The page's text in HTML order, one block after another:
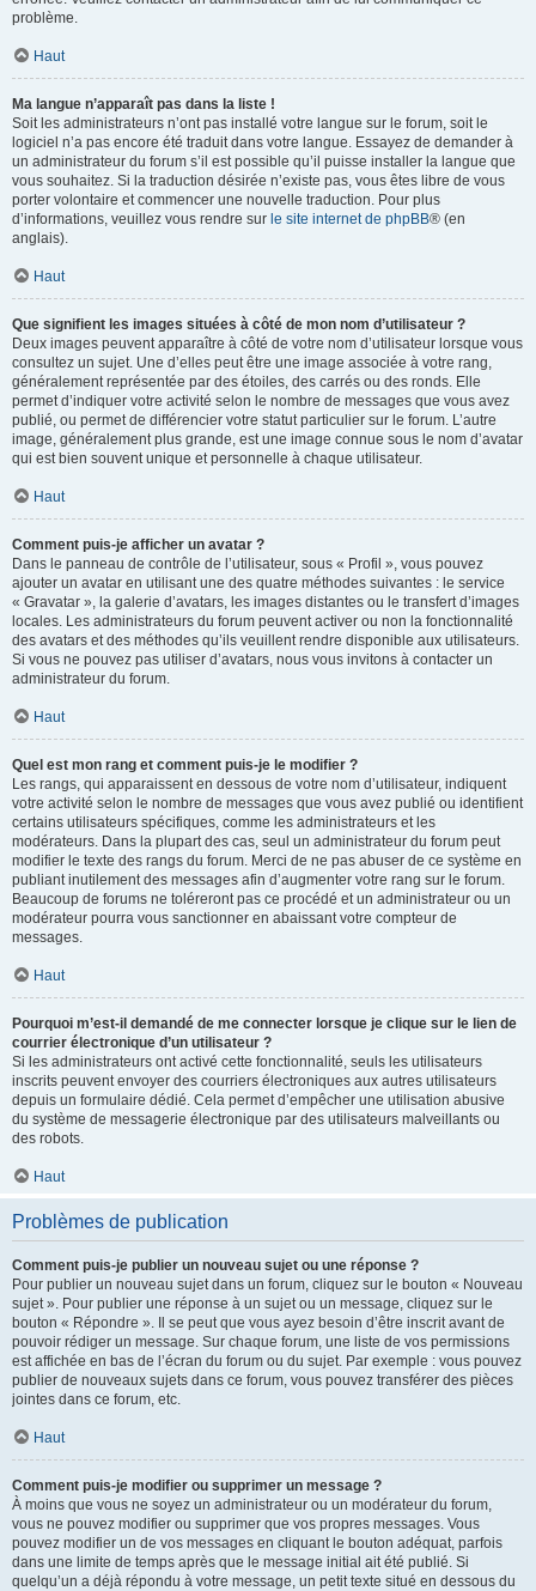
problème.
Haut
Ma langue n’apparaît pas dans la liste !
Soit les administrateurs n’ont pas installé votre langue sur le forum, soit le
logiciel n’a pas encore été traduit dans votre langue. Essayez de demander à
un administrateur du forum s’il est possible qu’il puisse installer la langue que
vous souhaitez. Si la traduction désirée n’existe pas, vous êtes libre de vous
porter volontaire et commencer une nouvelle traduction. Pour plus
d’informations, veuillez vous rendre sur le site internet de phpBB® (en
anglais).
Haut
Que signifient les images situées à côté de mon nom d’utilisateur ?
Deux images peuvent apparaître à côté de votre nom d’utilisateur lorsque vous
consultez un sujet. Une d’elles peut être une image associée à votre rang,
généralement représentée par des étoiles, des carrés ou des ronds. Elle
permet d’indiquer votre activité selon le nombre de messages que vous avez
publié, ou permet de différencier votre statut particulier sur le forum. L’autre
image, généralement plus grande, est une image connue sous le nom d’avatar
qui est bien souvent unique et personnelle à chaque utilisateur.
Haut
Comment puis-je afficher un avatar ?
Dans le panneau de contrôle de l’utilisateur, sous « Profil », vous pouvez
ajouter un avatar en utilisant une des quatre méthodes suivantes : le service
« Gravatar », la galerie d’avatars, les images distantes ou le transfert d’images
locales. Les administrateurs du forum peuvent activer ou non la fonctionnalité
des avatars et des méthodes qu’ils veuillent rendre disponible aux utilisateurs.
Si vous ne pouvez pas utiliser d’avatars, nous vous invitons à contacter un
administrateur du forum.
Haut
Quel est mon rang et comment puis-je le modifier ?
Les rangs, qui apparaissent en dessous de votre nom d’utilisateur, indiquent
votre activité selon le nombre de messages que vous avez publié ou identifient
certains utilisateurs spécifiques, comme les administrateurs et les
modérateurs. Dans la plupart des cas, seul un administrateur du forum peut
modifier le texte des rangs du forum. Merci de ne pas abuser de ce système en
publiant inutilement des messages afin d’augmenter votre rang sur le forum.
Beaucoup de forums ne toléreront pas ce procédé et un administrateur ou un
modérateur pourra vous sanctionner en abaissant votre compteur de
messages.
Haut
Pourquoi m’est-il demandé de me connecter lorsque je clique sur le lien de
courrier électronique d’un utilisateur ?
Si les administrateurs ont activé cette fonctionnalité, seuls les utilisateurs
inscrits peuvent envoyer des courriers électroniques aux autres utilisateurs
depuis un formulaire dédié. Cela permet d’empêcher une utilisation abusive
du système de messagerie électronique par des utilisateurs malveillants ou
des robots.
Haut
Problèmes de publication
Comment puis-je publier un nouveau sujet ou une réponse ?
Pour publier un nouveau sujet dans un forum, cliquez sur le bouton « Nouveau
sujet ». Pour publier une réponse à un sujet ou un message, cliquez sur le
bouton « Répondre ». Il se peut que vous ayez besoin d’être inscrit avant de
pouvoir rédiger un message. Sur chaque forum, une liste de vos permissions
est affichée en bas de l’écran du forum ou du sujet. Par exemple : vous pouvez
publier de nouveaux sujets dans ce forum, vous pouvez transférer des pièces
jointes dans ce forum, etc.
Haut
Comment puis-je modifier ou supprimer un message ?
À moins que vous ne soyez un administrateur ou un modérateur du forum,
vous ne pouvez modifier ou supprimer que vos propres messages. Vous
pouvez modifier un de vos messages en cliquant le bouton adéquat, parfois
dans une limite de temps après que le message initial ait été publié. Si
quelqu’un a déjà répondu à votre message, un petit texte situé en dessous du